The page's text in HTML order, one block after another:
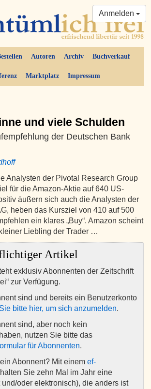
Autoren Archiv Buchverkauf
Marktplatz Impressum
Anmelden
und viele Schulden
der Deutschen Bank
Analysten der Pivotal Research Group
für die Amazon-Aktie auf 640 US-
äußern sich auch die Analysten der
heben das Kursziel von 410 auf 500
ein klares „Buy“. Amazon scheint
Liebling der Trader …
Artikel
exklusiv Abonnenten der Zeitschrift
zur Verfügung.
sind und bereits ein Benutzerkonto
bitte hier, um sich anzumelden.
sind, aber noch kein
nutzen Sie bitte das
für Abonnenten.
Abonnent? Mit einem ef-
Sie zehn Mal im Jahr eine
oder elektronisch), die anders ist